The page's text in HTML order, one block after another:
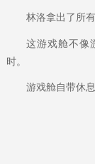
林洛拿出了所
这游戏舱不像
时。
游戏舱自带休